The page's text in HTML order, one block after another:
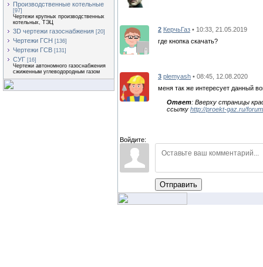
Производственные котельные
[97]
Чертежи крупных производственных
котельных, ТЭЦ
3D чертежи газоснабжения [20]
Чертежи ГСН [136]
Чертежи ГСВ [131]
СУГ [16]
Чертежи автономного газоснабжения
сжиженным углеводородным газом
2 КерчьГаз • 10:33, 21.05.2019
где кнопка скачать?
3 plemyash • 08:45, 12.08.2020
меня так же интересует данный
Ответ: Вверху страницы
ссылку http://proekt-gaz.ru/
Войдите:
Отправить